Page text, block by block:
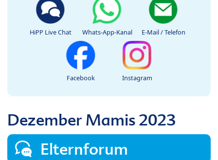
HiPP Live Chat Whats-App-Kanal E-Mail / Telefon
Facebook Instagram
Dezember Mamis 2023
Elternforum